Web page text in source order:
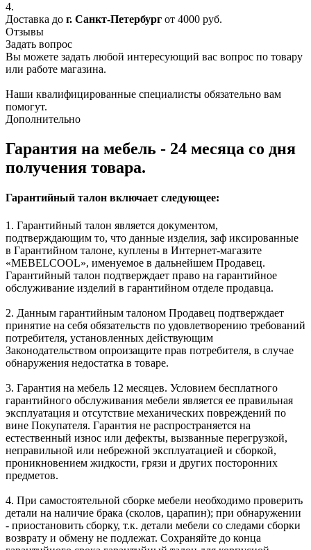
4.
Доставка до г. Санкт-Петербург от 4000 руб.
Отзывы
Задать вопрос
Вы можете задать любой интересующий вас вопрос по товару
или работе магазина.
Наши квалифицированные специалисты обязательно вам
помогут.
Дополнительно
Гарантия на мебель - 24 месяца со дня
получения товара.
Гарантийный талон включает следующее:
1. Гарантийный талон является документом,
подтверждающим то, что данные изделия, заф иксированные
в Гарантийном талоне, куплены в Интернет-магазите
«MEBELCOOL», именуемое в дальнейшем Продавец.
Гарантийный талон подтверждает право на гарантийное
обслуживание изделий в гарантийном отделе продавца.
2. Данным гарантийным талоном Продавец подтверждает
принятие на себя обязательств по удовлетворению требований
потребителя, установленных действующим
Законодательством опроизащите прав потребителя, в случае
обнаружения недостатка в товаре.
3. Гарантия на мебель 12 месяцев. Условием бесплатного
гарантийного обслуживания мебели является ее правильная
эксплуатация и отсутствие механических повреждений по
вине Покупателя. Гарантия не распространяется на
естественный износ или дефекты, вызванные перегрузкой,
неправильной или небрежной эксплуатацией и сборкой,
проникновением жидкости, грязи и других посторонних
предметов.
4. При самостоятельной сборке мебели необходимо проверить
детали на наличие брака (сколов, царапин); при обнаружении
- приостановить сборку, т.к. детали мебели со следами сборки
возврату и обмену не подлежат. Сохраняйте до конца